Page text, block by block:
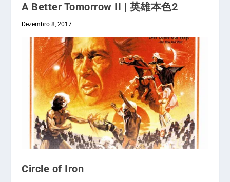
A Better Tomorrow II | 英雄本色2
Dezembro 8, 2017
Circle of Iron